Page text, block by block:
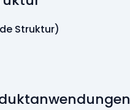
Struktur)